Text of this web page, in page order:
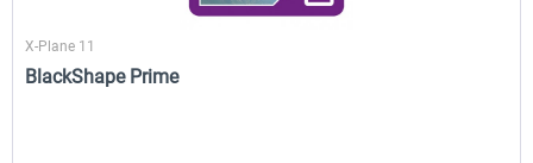
X-Plane 11
BlackShape Prime